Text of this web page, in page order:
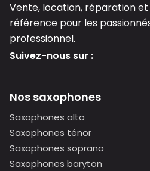
Vente, location, réparation et
référence pour les
professionnel.
Suivez-nous sur :
Nos saxophones
Saxophones alto
Saxophones ténor
Saxophones soprano
Saxophones baryton